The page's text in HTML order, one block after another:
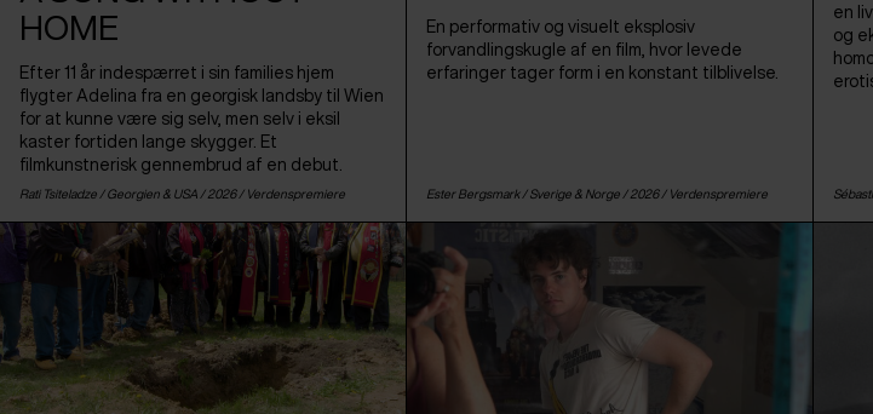
HOME
Efter 11 år indespærret i sin families hjem
flygter Adelina fra en georgisk landsby til Wien
for at kunne være sig selv, men selv i eksil
kaster fortiden lange skygger. Et
filmkunstnerisk gennembrud af en debut.
Rati Tsiteladze / Georgien & USA / 2026 / Verdenspremiere
En performativ og visuelt eksplosiv
forvandlingskugle af en film, hvor levede
erfaringer tager form i en konstant tilblivelse.
Ester Bergsmark / Sverige & Norge / 2026 / Verdenspremiere
en
og